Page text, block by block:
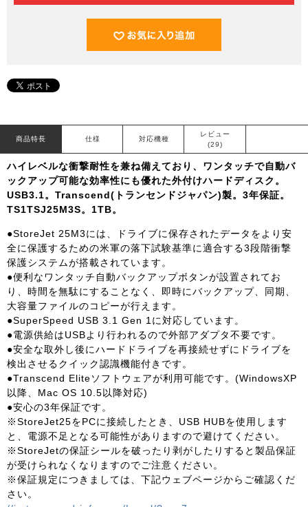
商品特長 仕様 対応機種
レビュー
(29)
ハイレベルな衝撃耐性を兼ね備えており、ワンタッチで自動バ
ックアップ可能な効率性にも優れた外付けハードディスク。
USB3.1。Transcend(トランセンドジャパン)製。3年保証。
TS1TSJ25M3S。1TB。
●StoreJet 25M3には、ドライブに保存されたデータをより安
全に保護するための米軍の落下試験基準に適合する3段階衝撃
保護システムが搭載されています。
●便利なワンタッチ自動バックアップボタンが設置されてお
り、時間を無駄にすることなく、即時にバックアップ、同期、
大容量ファイルのコピーが行えます。
●SuperSpeed USB 3.1 Gen 1に対応しています。
●電源供給はUSBより行われるので外部アダプタ不要です。
●安全な取外し後にハードドライブを再接続せずにドライブを
検出させるクイック認識機能付きです。
●Transcend Eliteソフトウェアが利用可能です。(WindowsXP
以降、Mac OS 10.5以降対応)
●安心の3年保証です。
※StoreJet25をPCに接続したとき、USB HUBを使用します
と、電源不足となる可能性がありますので避けてください。
※StoreJetの保証シールを破ったり剥がしたりすると製品保証
が受けられなくなりますのでご注意ください。
※保証規定につきましては、下記ウェブページからご確認くだ
さい。